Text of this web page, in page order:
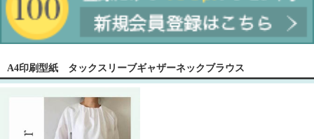
A4印刷型紙 タックスリーブギャザーネックブラウス